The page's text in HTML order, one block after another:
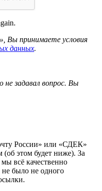
Вы принимаете условия
данных.
задавал вопрос. Вы
России» или «СДЕК»
(об этом будет ниже). За
всё качественно
не было не одного